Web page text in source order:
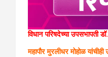
विधान परिषदेच्या उपसभापती
महापौर मुरलीधर मोहोळ यांचीही